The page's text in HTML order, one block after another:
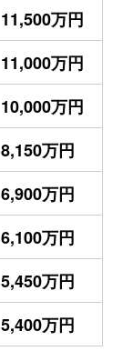
11,500万円
11,000万円
10,000万円
8,150万円
6,900万円
6,100万円
5,450万円
5,400万円